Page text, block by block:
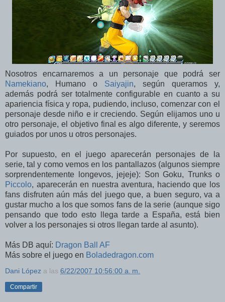
Nosotros encarnaremos a un personaje que podrá ser
Namekiano, Humano o Saiyajin, según queramos y,
además podrá ser totalmente configurable en cuanto a su
apariencia física y ropa, pudiendo, incluso, comenzar con el
personaje desde niño e ir creciendo. Según elijamos uno u
otro personaje, el objetivo final es algo diferente, y seremos
guiados por unos u otros personajes.
Por supuesto, en el juego aparecerán personajes de la
serie, tal y como vemos en los pantallazos (algunos siempre
sorprendentemente longevos, jejeje): Son Goku, Trunks o
Piccolo, aparecerán en nuestra aventura, haciendo que los
fans disfruten aún más del juego que, a buen seguro, va a
gustar mucho a los que somos fans de la serie (aunque sigo
pensando que todo esto llega tarde a España, está bien
volver a los personajes si otros llegan tarde al asunto).
Más DB aquí: Dragon Ball AF
Más sobre el juego en Boladedragon.com
Dani López a las 6/22/2007 10:56:00 a. m.
Compartir